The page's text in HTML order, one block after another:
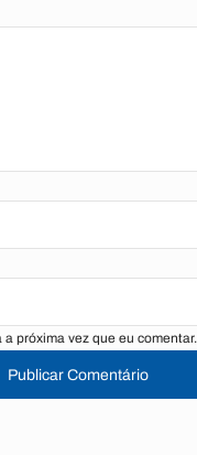
próxima vez que eu comentar.
Publicar Comentário